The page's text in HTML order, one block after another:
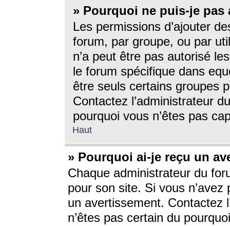
» Pourquoi ne puis-je
Les permissions d’ajouter
forum, par groupe, ou par
n’a peut être pas autorisé
le forum spécifique dans
être seuls certains groupes
Contactez l’administrateur
pourquoi vous n’êtes pas
Haut
» Pourquoi ai-je reçu un
Chaque administrateur du
pour son site. Si vous
un avertissement. Contactez
n’êtes pas certain du